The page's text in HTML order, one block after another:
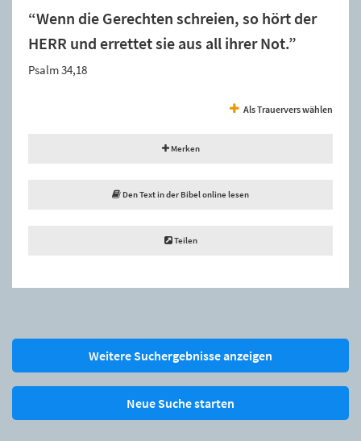
“Wenn die Gerechten schreien, so hört der
HERR und errettet sie aus all ihrer Not.”
Psalm 34,18
Als Trauervers wählen
Merken
Den Text in der Bibel online lesen
Teilen
Weitere Suchergebnisse anzeigen
Neue Suche starten